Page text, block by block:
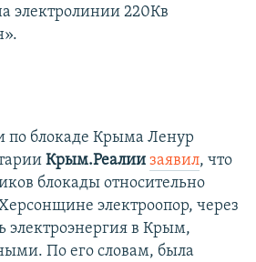
электролинии 220Кв
по блокаде Крыма Ленур
Крым.Реалии заявил, что
блокады относительно
электроопор, через
электроэнергия в Крым,
По его словам, была